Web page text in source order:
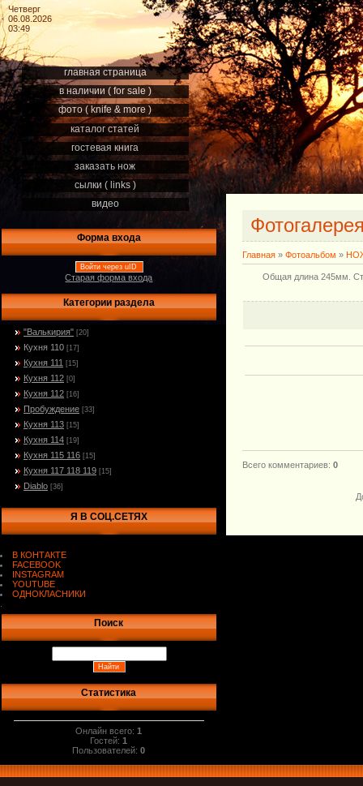
Четверг
06.08.2026
03:49
главная страница
в наличии ( for sale )
фото ( knife & more )
каталог статей
гостевая книга
заказать нож
сылки ( links )
видео
Форма входа
Войти через uID
Старая форма входа
Категории раздела
"Валькирия" [20]
Кухня 110 [17]
Кухня 111 [15]
Кухня 112 [0]
Кухня 112 [16]
Пробуждение [33]
Кухня 113 [15]
Кухня 114 [19]
Кухня 115 116 [15]
Кухня 117 118 119 [15]
Diablo [36]
Я В СОЦ.СЕТЯХ
В КОНТАКТЕ
FACEBOOK
INSTAGRAM
YOUTUBE
ОДНОКЛАСНИКИ
Поиск
Статистика
Онлайн всего:1
Гостей:1
Пользователей:0
Главная » Фотоальбом »
Общая длина 245мм.
Всего комментариев: 0